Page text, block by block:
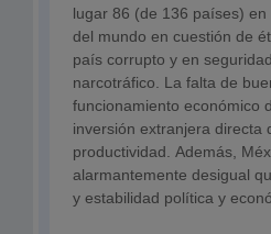
lugar 86 (de 136 países)
del mundo en cuestión de
país corrupto y en
narcotráfico. La falta de
funcionamiento económico
inversión extranjera directa
productividad. Además,
alarmantemente desigual
y estabilidad política y